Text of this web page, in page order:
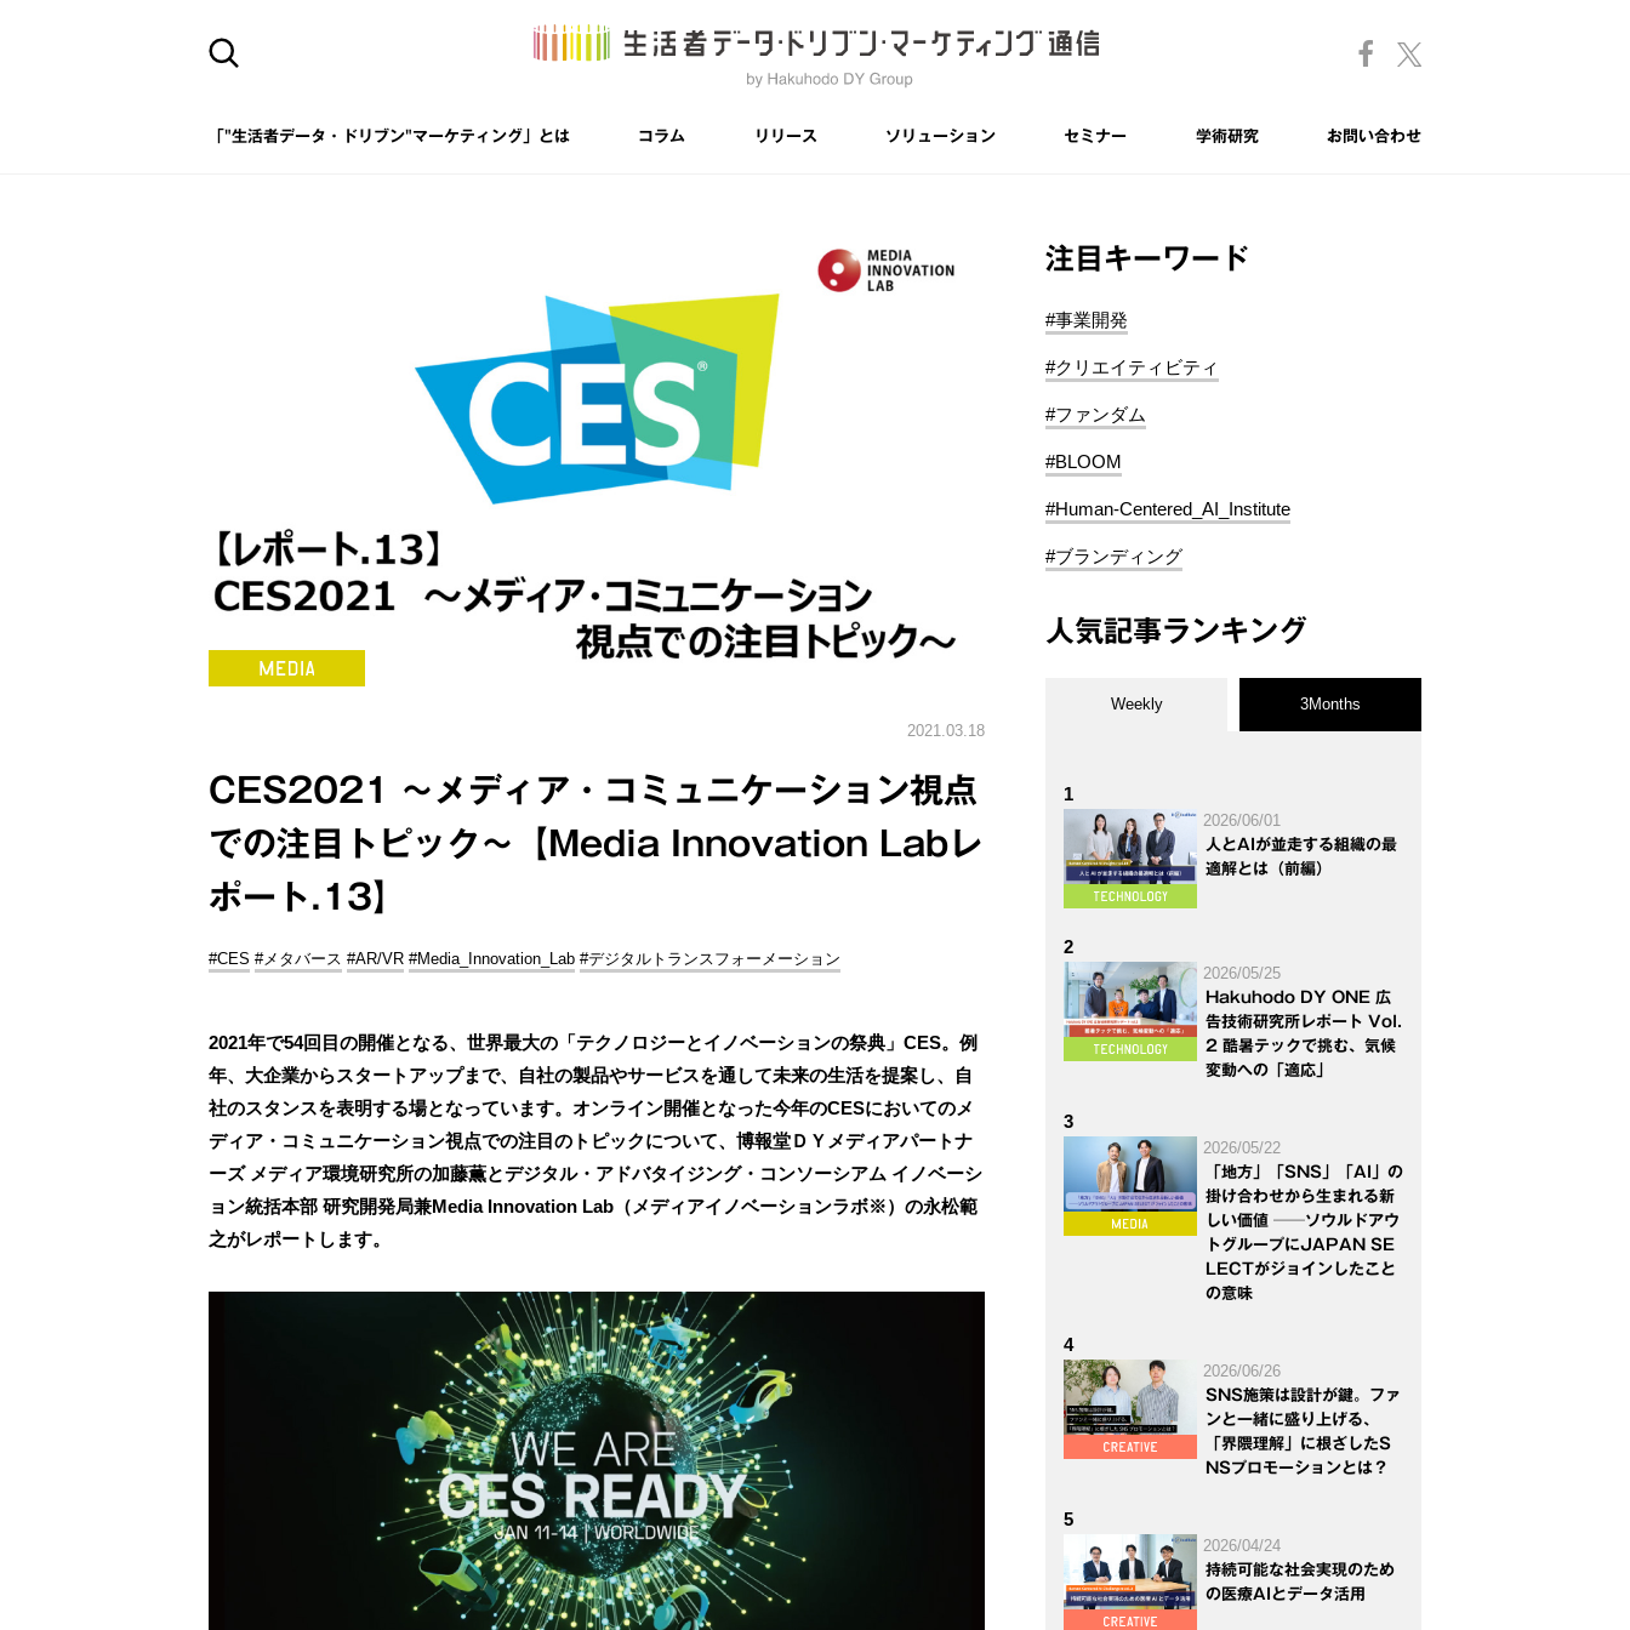
「"生活者データ・ドリブン"マーケティング」とは コラム リリース ソリューション セミナー 学術研究 お問い合わせ
2021.03.18
CES2021 ～メディア・コミュニケーション視点
での注目トピック～【Media Innovation Labレ
ポート.13】
#CES #メタバース #AR/VR #Media_Innovation_Lab #デジタルトランスフォーメーション
2021年で54回目の開催となる、世界最大の「テクノロジーとイノベーションの祭典」CES。例
年、大企業からスタートアップまで、自社の製品やサービスを通して未来の生活を提案し、自
社のスタンスを表明する場となっています。オンライン開催となった今年のCESにおいてのメ
ディア・コミュニケーション視点での注目のトピックについて、博報堂ＤＹメディアパートナ
ーズ メディア環境研究所の加藤薫とデジタル・アドバタイジング・コンソーシアム イノベーシ
ョン統括本部 研究開発局兼Media Innovation Lab（メディアイノベーションラボ※）の永松範
之がレポートします。
注目キーワード
#事業開発
#クリエイティビティ
#ファンダム
#BLOOM
#Human-Centered_AI_Institute
#ブランディング
人気記事ランキング
Weekly 3Months
1
2026/06/01
人とAIが並走する組織の最
適解とは（前編）
2
2026/05/25
Hakuhodo DY ONE 広
告技術研究所レポート Vol.
2 酷暑テックで挑む、気候
変動への「適応」
3
2026/05/22
「地方」「SNS」「AI」の
掛け合わせから生まれる新
しい価値 ──ソウルドアウ
トグループにJAPAN SE
LECTがジョインしたこと
の意味
4
2026/06/26
SNS施策は設計が鍵。ファ
ンと一緒に盛り上げる、
「界隈理解」に根ざしたS
NSプロモーションとは？
5
2026/04/24
持続可能な社会実現のため
の医療AIとデータ活用